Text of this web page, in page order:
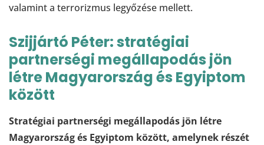
valamint a terrorizmus legyőzése mellett.
Szijjártó Péter: stratégiai
partnerségi megállapodás jön
létre Magyarország és Egyiptom
között
Stratégiai partnerségi megállapodás jön létre
Magyarország és Egyiptom között, amelynek részét